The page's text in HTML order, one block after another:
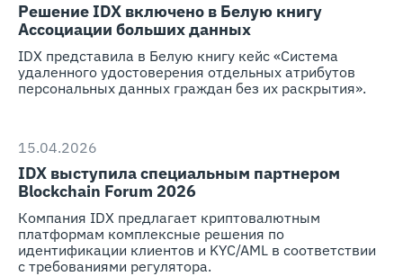
Решение IDX включено в Белую книгу
Ассоциации больших данных
IDX представила в Белую книгу кейс «Система
удаленного удостоверения отдельных атрибутов
персональных данных граждан без их раскрытия».
15.04.2026
IDX выступила специальным партнером
Blockchain Forum 2026
Компания IDX предлагает криптовалютным
платформам комплексные решения по
идентификации клиентов и KYC/AML в соответствии
с требованиями регулятора.